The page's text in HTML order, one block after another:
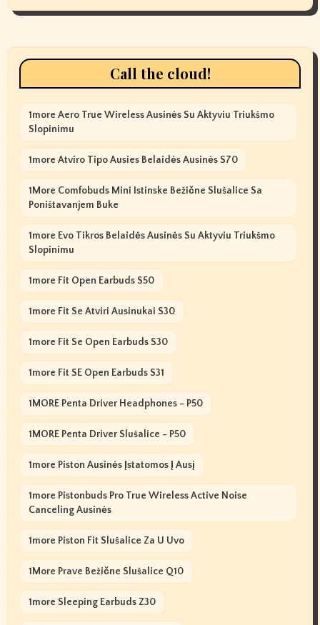
Call the cloud!
1more Aero True Wireless Ausinės Su Aktyviu Triukšmo
Slopinimu
1more Atviro Tipo Ausies Belaidės Ausinės S70
1More Comfobuds Mini Istinske Bežične Slušalice Sa
Poništavanjem Buke
1more Evo Tikros Belaidės Ausinės Su Aktyviu Triukšmo
Slopinimu
1more Fit Open Earbuds S50
1more Fit Se Atviri Ausinukai S30
1more Fit Se Open Earbuds S30
1more Fit SE Open Earbuds S31
1MORE Penta Driver Headphones - P50
1MORE Penta Driver Slušalice - P50
1more Piston Ausinės Įstatomos Į Ausį
1more Pistonbuds Pro True Wireless Active Noise
Canceling Ausinės
1more Piston Fit Slušalice Za U Uvo
1More Prave Bežične Slušalice Q10
1more Sleeping Earbuds Z30